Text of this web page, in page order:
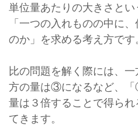
単位量あたりの大きさと
「一つの入れものの中に
のか」を求める考え方です
比の問題を解く際には、
方の量は③になるなど、
量は３倍することで得ら
てきます。